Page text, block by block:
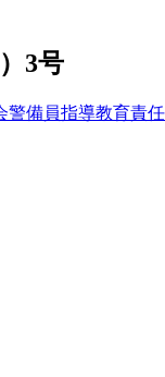
3号
警備員指導教育責